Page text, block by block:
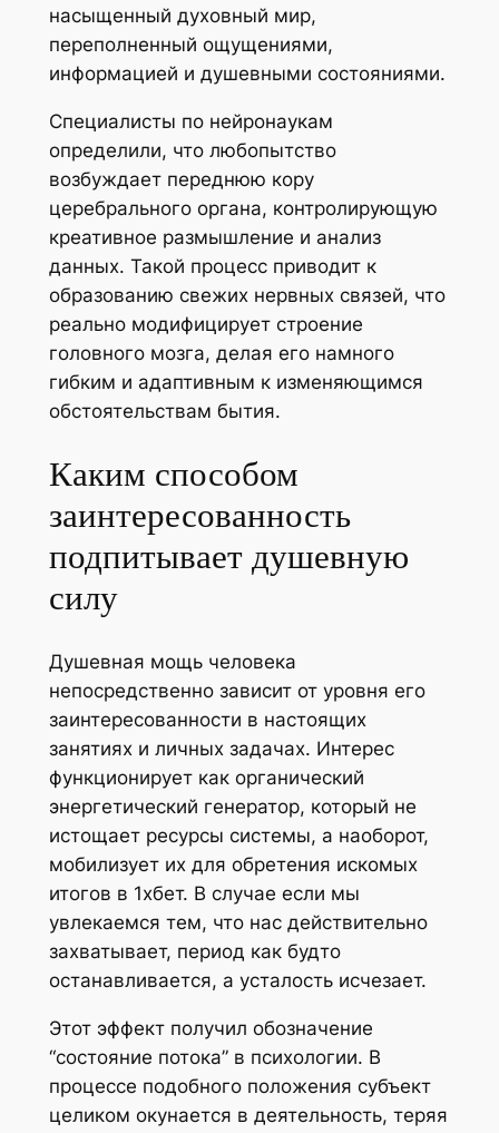
насыщенный духовный мир,
переполненный ощущениями,
информацией и душевными состояниями.
Специалисты по нейронаукам
определили, что любопытство
возбуждает переднюю кору
церебрального органа, контролирующую
креативное размышление и анализ
данных. Такой процесс приводит к
образованию свежих нервных связей, что
реально модифицирует строение
головного мозга, делая его намного
гибким и адаптивным к изменяющимся
обстоятельствам бытия.
Каким способом
заинтересованность
подпитывает душевную
силу
Душевная мощь человека
непосредственно зависит от уровня его
заинтересованности в настоящих
занятиях и личных задачах. Интерес
функционирует как органический
энергетический генератор, который не
истощает ресурсы системы, а наоборот,
мобилизует их для обретения искомых
итогов в 1хбет. В случае если мы
увлекаемся тем, что нас действительно
захватывает, период как будто
останавливается, а усталость исчезает.
Этот эффект получил обозначение
“состояние потока” в психологии. В
процессе подобного положения субъект
целиком окунается в деятельность, теряя